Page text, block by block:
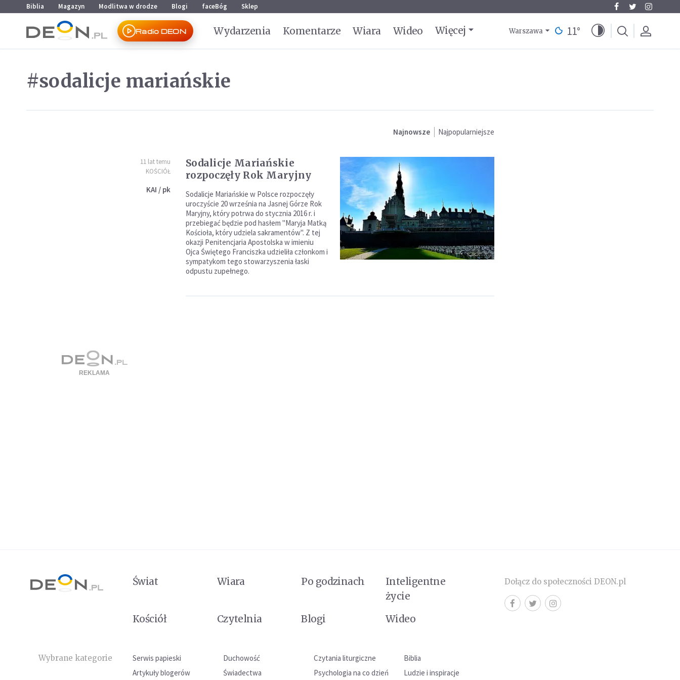
Przejdź do menu głównego
Przejdź do treści
Biblia Magazyn Modlitwa w drodze Blogi faceBóg Sklep
Radio DEON Wydarzenia Komentarze Wiara Wideo Więcej Warszawa 11°
#sodalicje mariańskie
Najnowsze Najpopularniejsze
11 lat temu
KOŚCIÓŁ
KAI / pk
Sodalicje Mariańskie
rozpoczęły Rok Maryjny
Sodalicje Mariańskie w Polsce rozpoczęły
uroczyście 20 września na Jasnej Górze Rok
Maryjny, który potrwa do stycznia 2016 r. i
przebiegać będzie pod hasłem "Maryja Matką
Kościoła, który udziela sakramentów". Z tej
okazji Penitencjaria Apostolska w imieniu
Ojca Świętego Franciszka udzieliła członkom i
sympatykom tego stowarzyszenia łaski
odpustu zupełnego.
Świat Wiara Po godzinach
Inteligentne
życie
Kościół
Czytelnia Blogi Wideo
Wybrane kategorie Serwis papieski Duchowość Czytania liturgiczne
Biblia
Artykuły blogerów
Świadectwa Psychologia na co dzień Ludzie i inspiracje
Dołącz do społeczności DEON.pl